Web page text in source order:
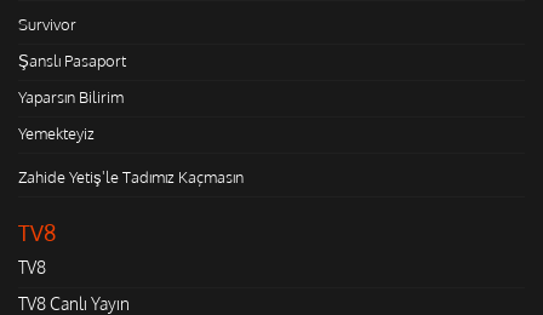
Survivor
Şanslı Pasaport
Yaparsın Bilirim
Yemekteyiz
Zahide Yetiş'le Tadımız Kaçmasın
TV8
TV8
TV8 Canlı Yayın